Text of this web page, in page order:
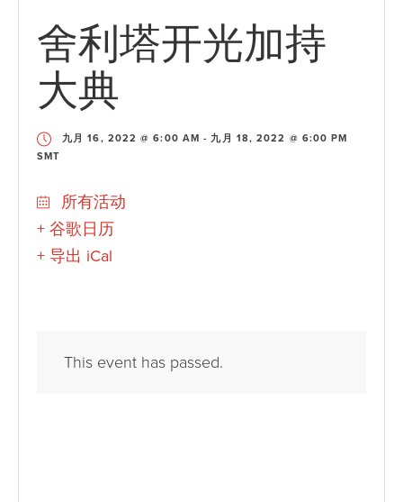
舍利塔开光加持
大典
九月 16, 2022 @ 6:00 AM - 九月 18, 2022 @ 6:00 PM
SMT
所有活动
+ 谷歌日历
+ 导出 iCal
This event has passed.